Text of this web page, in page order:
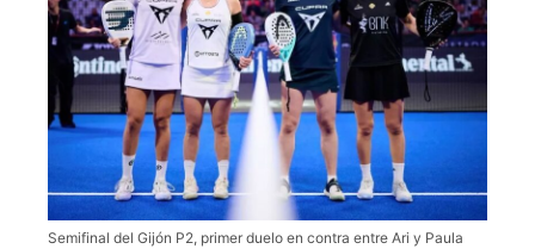
Semifinal del Gijón P2, primer duelo en contra entre Ari y Paula